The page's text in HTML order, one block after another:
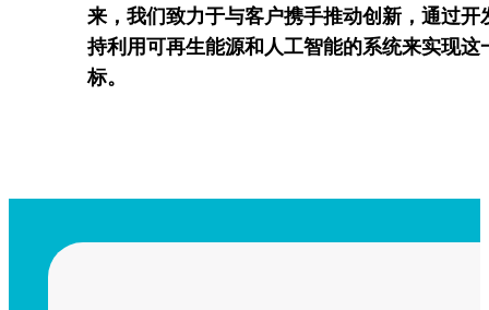
来，我们致力于与客户携手推动创新，通过开
持利用可再生能源和人工智能的系统来实现这
标。